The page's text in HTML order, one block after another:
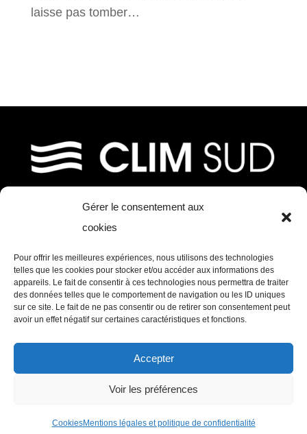
Gérer le consentement aux
cookies
Pour offrir les meilleures expériences, nous utilisons des technologies
telles que les cookies pour stocker et/ou accéder aux informations des
appareils. Le fait de consentir à ces technologies nous permettra de traiter
des données telles que le comportement de navigation ou les ID uniques
sur ce site. Le fait de ne pas consentir ou de retirer son consentement peut
avoir un effet négatif sur certaines caractéristiques et fonctions.
Accepter
Voir les préférences
CookiesMentions légales et politique de confidentialité
laisse pas tomber…
39, chemin de Fournolis
31170 Tournefeuille
Tél. : 05 61 73 97 11 – Mail :
contact@clim-sud.fr
Ouvert du Lundi au vendredi de 8h30 à
12h30 et de 14h00 à 17h30
politique de confidentialité